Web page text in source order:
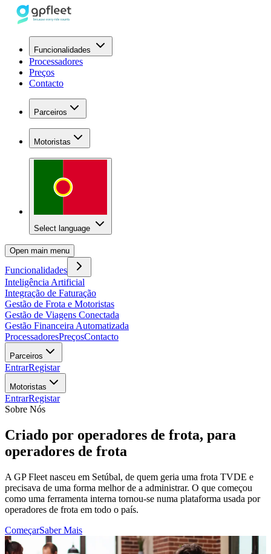
Funcionalidades
Processadores
Preços
Contacto
Parceiros
Motoristas
Select language
Open main menu
Funcionalidades
Inteligência Artificial
Integração de Faturação
Gestão de Frota e Motoristas
Gestão de Viagens Conectada
Gestão Financeira Automatizada
ProcessadoresPreçosContacto
Parceiros
EntrarRegistar
Motoristas
EntrarRegistar
Sobre Nós
Criado por operadores de frota, para
operadores de frota
A GP Fleet nasceu em Setúbal, de quem geria uma frota TVDE e
precisava de uma forma melhor de a administrar. O que começou
como uma ferramenta interna tornou-se numa plataforma usada por
operadores de frota em todo o país.
ComeçarSaber Mais